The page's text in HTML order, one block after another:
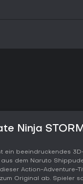
Ninja
ein beeindruckendes
dem Naruto
Action-Adventure-
Original ab. Spieler